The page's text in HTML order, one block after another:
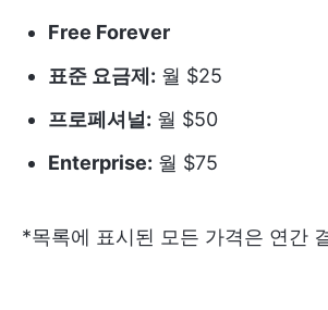
Free Forever
표준 요금제: 월 $25
프로페셔널: 월 $50
Enterprise: 월 $75
*목록에 표시된 모든 가격은 연간